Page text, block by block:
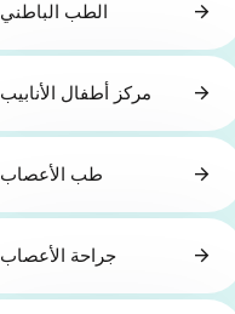
الطب الباطني
مركز أطفال الأنابيب
طب الأعصاب
جراحة الأعصاب